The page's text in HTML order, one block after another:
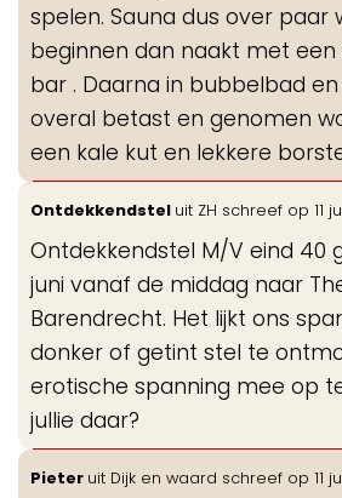
spelen. Sauna dus over paar
beginnen dan naakt met een
bar . Daarna in bubbelbad
overal betast en genomen
een kale kut en lekkere
Ontdekkendstel uit ZH schreef op 11
Ontdekkendstel M/V eind 40
juni vanaf de middag naar
Barendrecht. Het lijkt ons
donker of getint stel te
erotische spanning mee op
jullie daar?
Pieter uit Dijk en waard schreef op 11